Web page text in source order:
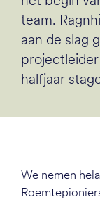
team.
aan de slag
halfjaar
We nemen